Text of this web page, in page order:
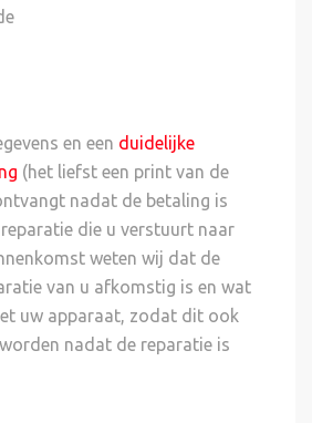
en een duidelijke
(het liefst een print van de
nadat de betaling is
die u verstuurt naar
weten wij dat de
van u afkomstig is en wat
uw apparaat, zodat dit ook
nadat de reparatie is